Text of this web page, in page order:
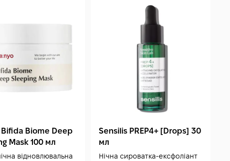
Bifida Biome Deep
Mask 100 мл
відновлювальна
Sensilis PREP4+ [Drops] 30
мл
Нічна сироватка-ексфоліант